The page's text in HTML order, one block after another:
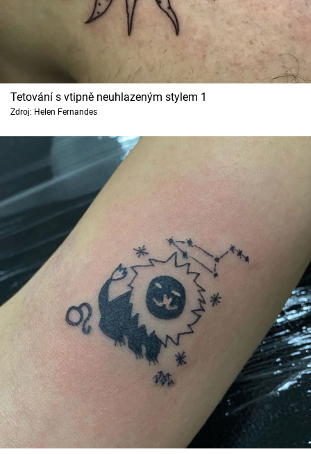
Cool Esport
TV Program
Sledujte prima+
Sledujte nás
Tetování s vtipně neuhlazeným stylem 1
Zdroj: Helen Fernandes